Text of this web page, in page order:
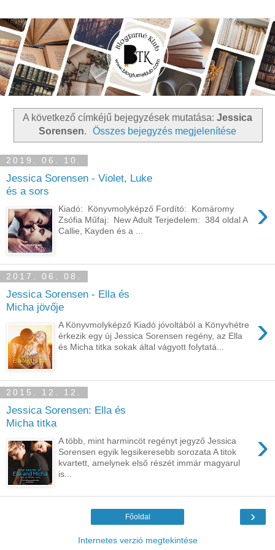
A következő címkéjű bejegyzések mutatása: Jessica
Sorensen. Összes bejegyzés megjelenítése
2019. 06. 10.
Jessica Sorensen - Violet, Luke
és a sors
›
Kiadó: Könyvmolyképző Fordító: Komáromy
Zsófia Műfaj: New Adult Terjedelem: 384 oldal A
Callie, Kayden és a ...
2017. 06. 08.
Jessica Sorensen - Ella és
Micha jövője
›
A Könyvmolyképző Kiadó jóvoltából a Könyvhétre
érkezik egy új Jessica Sorensen regény, az Ella
és Micha titka sokak által vágyott folytatá...
2015. 12. 12.
Jessica Sorensen: Ella és
Micha titka
›
A több, mint harmincöt regényt jegyző Jessica
Sorensen egyik legsikeresebb sorozata A titok
kvartett, amelynek első részét immár magyarul
is...
›
Főoldal
Internetes verzió megtekintése